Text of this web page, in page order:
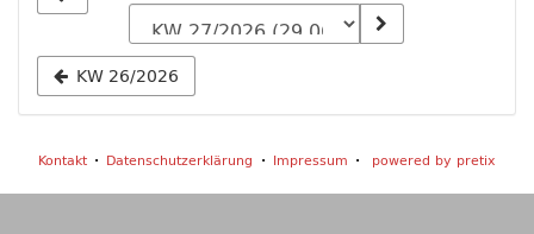
zur
Anzeige
auswählen
KW 26/2026
Kontakt Datenschutzerklärung Impressum powered by pretix